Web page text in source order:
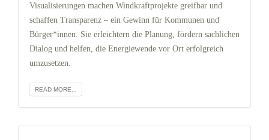
Visualisierungen machen Windkraftprojekte greifbar und
schaffen Transparenz – ein Gewinn für Kommunen und
Bürger*innen. Sie erleichtern die Planung, fördern sachlichen
Dialog und helfen, die Energiewende vor Ort erfolgreich
umzusetzen.
READ MORE...